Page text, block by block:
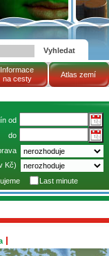
Informace
na cesty
Atlas zemí
od
do
Kč)
Last minute